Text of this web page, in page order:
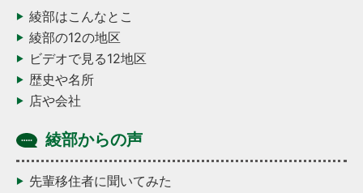
綾部はこんなとこ
綾部の12の地区
ビデオで見る12地区
歴史や名所
店や会社
綾部からの声
先輩移住者に聞いてみた